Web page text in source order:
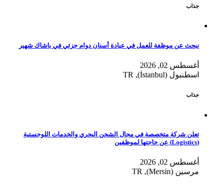
جذاب
نبحث عن موظفة للعمل في عيادة أسنان دوام جزئي في باشاك شهير
أغسطس 02, 2026
اسطنبول (İstanbul), TR
جذاب
تعلن شركة متخصصة في مجال الشحن البحري والخدمات اللوجستية
(Logistics) عن حاجتها لموظفين
أغسطس 02, 2026
مرسين (Mersin), TR